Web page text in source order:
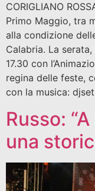
CORIGLIANO
Primo Maggio, tra
alla condizione
Calabria. La
17.30 con
regina delle feste,
con la musica:
Russo:
una